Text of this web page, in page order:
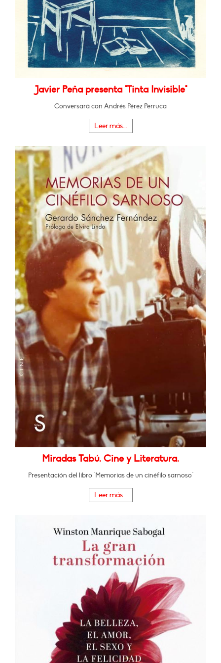
Javier Peña presenta "Tinta Invisible"
Conversará con Andrés Pérez Perruca
Leer más...
Miradas Tabú. Cine y Literatura.
Presentación del libro "Memorias de un cinéfilo sarnoso"
Leer más...